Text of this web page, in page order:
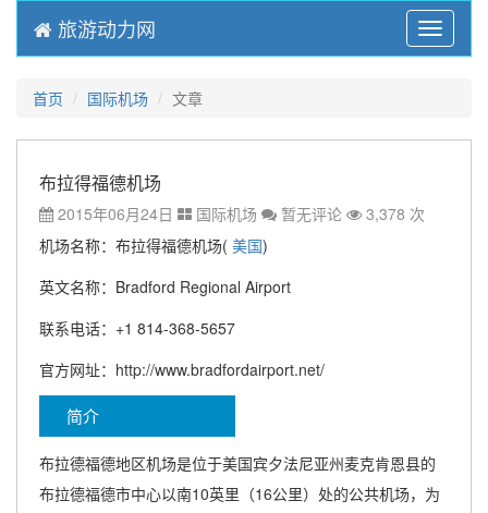
Menu
旅游动力网
首页 国际机场 文章
布拉得福德机场
2015年06月24日 国际机场 暂无评论
3,378 次
机场名称：布拉得福德机场( 美国)
英文名称：Bradford Regional Airport
联系电话：+1 814-368-5657
官方网址：http://www.bradfordairport.net/
简介
布拉德福德地区机场是位于美国宾夕法尼亚州麦克肯恩县的
布拉德福德市中心以南10英里（16公里）处的公共机场，为